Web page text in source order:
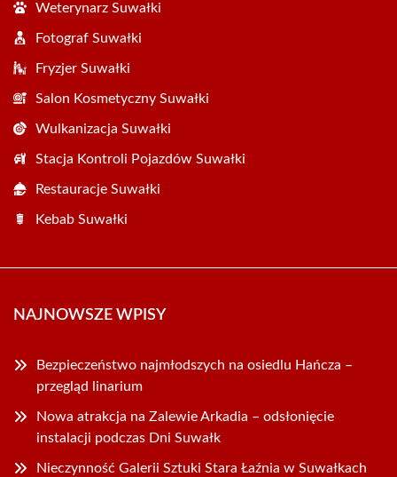
Weterynarz Suwałki
Fotograf Suwałki
Fryzjer Suwałki
Salon Kosmetyczny Suwałki
Wulkanizacja Suwałki
Stacja Kontroli Pojazdów Suwałki
Restauracje Suwałki
Kebab Suwałki
NAJNOWSZE WPISY
Bezpieczeństwo najmłodszych na osiedlu Hańcza –
przegląd linarium
Nowa atrakcja na Zalewie Arkadia – odsłonięcie
instalacji podczas Dni Suwałk
Nieczynność Galerii Sztuki Stara Łaźnia w Suwałkach